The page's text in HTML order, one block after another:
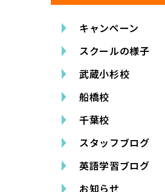
キャンペーン
スクールの様子
武蔵小杉校
船橋校
千葉校
スタッフブログ
英語学習ブログ
お知らせ